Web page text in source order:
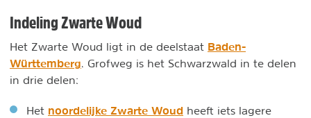
Indeling Zwarte Woud
Het Zwarte Woud ligt in de deelstaat Baden-
Württemberg . Grofweg is het Schwarzwald in te delen
in drie delen:
Het noordelijke Zwarte Woud heeft iets lagere